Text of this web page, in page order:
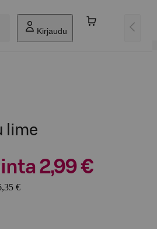
Kirjaudu
lime
2,99 €
€